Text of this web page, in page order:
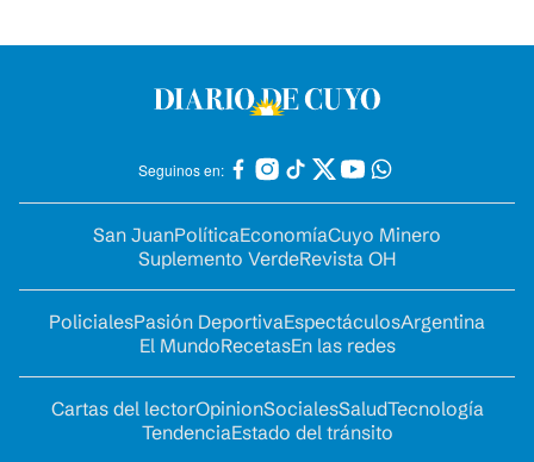
Seguinos en:
San JuanPolíticaEconomíaCuyo Minero
Suplemento VerdeRevista OH
PolicialesPasión DeportivaEspectáculosArgentina
El MundoRecetasEn las redes
Cartas del lectorOpinionSocialesSaludTecnología
TendenciaEstado del tránsito